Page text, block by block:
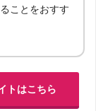
ことをおすす
トはこちら